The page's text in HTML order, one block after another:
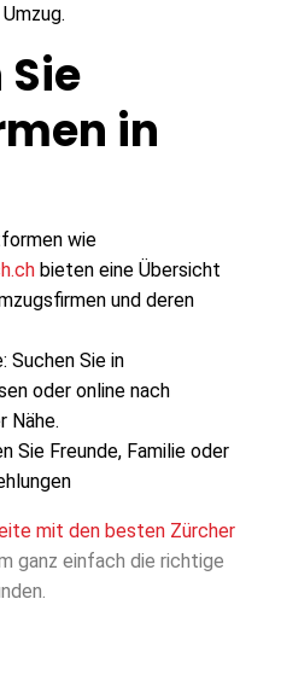
in
wie
bieten eine Übersicht
und deren
Suchen Sie in
oder online nach
Nähe.
Sie Freunde, Familie oder
mit den besten Zürcher
ganz einfach die richtige